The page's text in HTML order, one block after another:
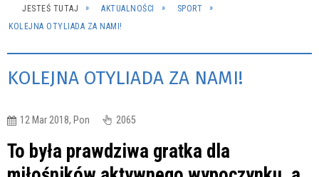
JESTEŚ TUTAJ AKTUALNOŚCI
SPORT
KOLEJNA OTYLIADA ZA NAMI!
KOLEJNA OTYLIADA ZA NAMI!
12 Mar 2018, Pon 2065
To była prawdziwa gratka dla